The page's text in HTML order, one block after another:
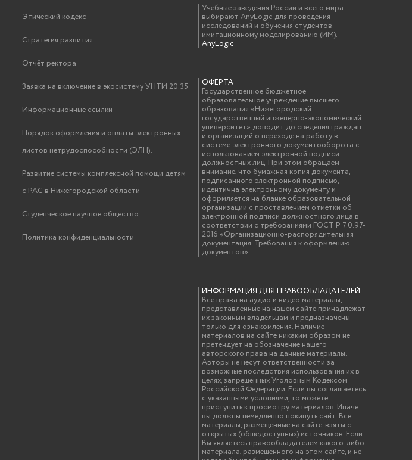
Этический кодекс
Стратегия развития
Отчёт ректора
Заявка на включение в экосистему УНТИ 20.35
Информационные ссылки
Порядок оформления и оплаты электронных
листов нетрудоспособности (ЭЛН).
Развитие системы комплексной помощи детям
с РАС в Нижегородской области
Студенческое научное общество
Политика конфиденциальности
Учебные заведения России и всего мира
выбирают AnyLogic для проведения
исследований и обучения студентов
имитационному моделированию (ИМ).
AnyLogic
ОФЕРТА
Государственное бюджетное
образовательное учреждение высшего
образования «Нижегородский
государственный инженерно-экономический
университет» доводит до сведения граждан
и организаций о переходе на работу в
системе электронного документооборота с
использованием электронной подписи
должностных лиц. При этом обращаем
внимание, что бумажная копия документа,
подписанного электронной подписью,
идентична электронному документу и
оформляется на бланке образовательной
организации с проставлением отметки об
электронной подписи должностного лица в
соответствии с требованиями ГОСТ Р 7.0.97-
2016 «Организационно-распорядительная
документация. Требования к оформлению
документов»
ИНФОРМАЦИЯ ДЛЯ ПРАВООБЛАДАТЕЛЕЙ
Все права на аудио и видео материалы,
представленные на нашем сайте принадлежат
их законным владельцам и предназначены
только для ознакомления. Наличие
материалов на сайте никаким образом не
претендует на обозначение нашего
авторского права на данные материалы.
Авторы не несут ответственности за
возможные последствия использования их в
целях, запрещенных Уголовным Кодексом
Российской Федерации. Если вы соглашаетесь
с указанными условиями, то можете
приступить к просмотру материалов. Иначе
вы должны немедленно покинуть сайт. Все
материалы, размещенные на сайте, взяты с
открытых (общедоступных) источников. Если
Вы являетесь правообладателем какого-либо
материала, размещённого на этом сайте, и не